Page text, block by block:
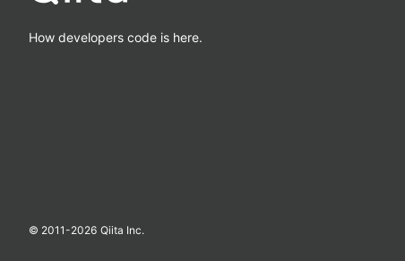
How developers code is here.
© 2011-2026 Qiita Inc.